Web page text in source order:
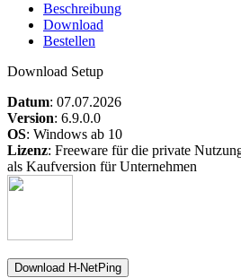
Beschreibung
Download
Bestellen
Download Setup
Datum: 07.07.2026
Version: 6.9.0.0
OS: Windows ab 10
Lizenz: Freeware für die private
als Kaufversion für Unternehmen
Download H-NetPing